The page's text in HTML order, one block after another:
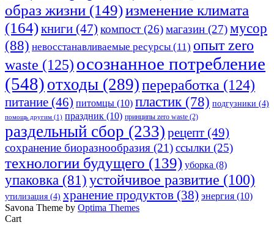
образ жизни (149)изменение климата
(164)книги (47) компост (26)магазин (27)мусор
(88) невосстанавливаемые ресурсы (11) опыт zero
waste (125) осознанное потребление
(548) отходы (289)переработка (124)
питание (46) питомцы (10) пластик(78) подгузники (4)
помощь другим (1) праздник (10) принципы zero waste (2)
раздельный сбор (233) рецепт (49)
сохранение биоразнообразия (21)ссылки (25)
технологии будущего (139) уборка (8)
упаковка (81) устойчивое развитие (100)
утилизация (4) хранение продуктов (38) энергия (10)
Savona Theme by Optima Themes
Cart